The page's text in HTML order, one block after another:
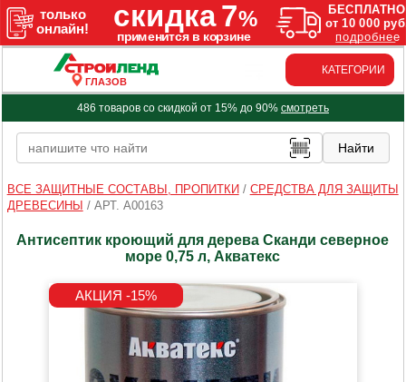
ГЛАЗОВ
КАТЕГОРИИ
486 товаров со скидкой от 15% до 90% смотреть
ВСЕ ЗАЩИТНЫЕ СОСТАВЫ, ПРОПИТКИ / СРЕДСТВА ДЛЯ ЗАЩИТЫ
ДРЕВЕСИНЫ / АРТ. A00163
Антисептик кроющий для дерева Сканди северное
море 0,75 л, Акватекс